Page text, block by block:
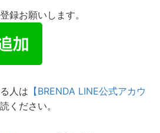
録お願いします。
人は 【BRENDA LINE公式アカウ
ください。